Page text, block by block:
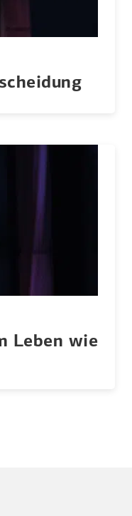
Leben wie